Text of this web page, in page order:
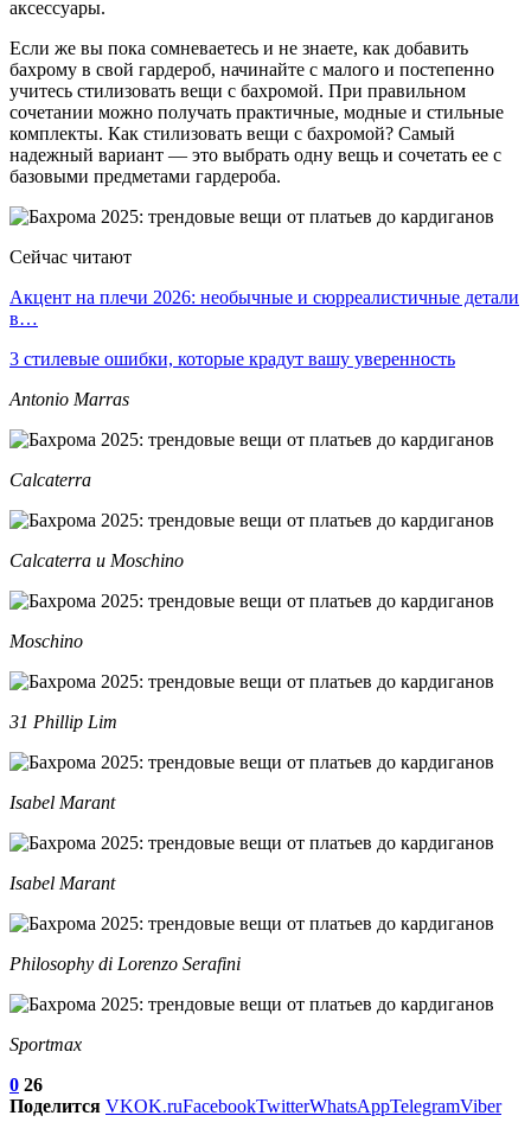
аксессуары.
Если же вы пока сомневаетесь и не знаете, как добавить
бахрому в свой гардероб, начинайте с малого и постепенно
учитесь стилизовать вещи с бахромой. При правильном
сочетании можно получать практичные, модные и стильные
комплекты. Как стилизовать вещи с бахромой? Самый
надежный вариант — это выбрать одну вещь и сочетать ее с
базовыми предметами гардероба.
Сейчас читают
Акцент на плечи 2026: необычные и сюрреалистичные детали
в…
3 стилевые ошибки, которые крадут вашу уверенность
Antonio Marras
Calcaterra
Calcaterra и Moschino
Moschino
31 Phillip Lim
Isabel Marant
Isabel Marant
Philosophy di Lorenzo Serafini
Sportmax
0 26
Поделится VKOK.ruFacebookTwitterWhatsAppTelegramViber